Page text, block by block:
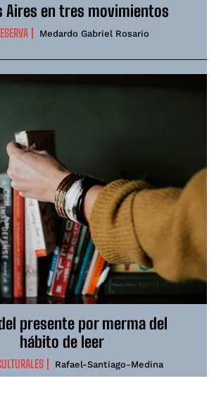
Aires en tres movimientos
Medardo Gabriel Rosario
presente por merma del
hábito de leer
Rafael-Santiago-Medina